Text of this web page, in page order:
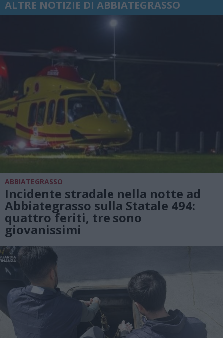
ALTRE NOTIZIE DI ABBIATEGRASSO
ABBIATEGRASSO
Incidente stradale nella notte ad
Abbiategrasso sulla Statale 494:
quattro feriti, tre sono
giovanissimi